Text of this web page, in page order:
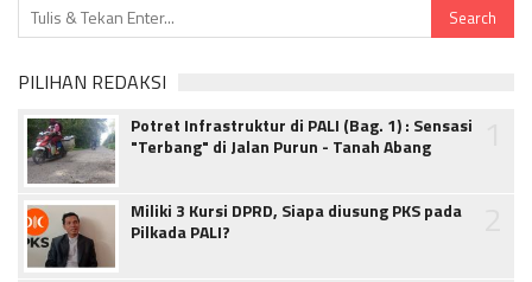
PILIHAN REDAKSI
Potret Infrastruktur di PALI (Bag. 1) : Sensasi
"Terbang" di Jalan Purun - Tanah Abang
Miliki 3 Kursi DPRD, Siapa diusung PKS pada
Pilkada PALI?